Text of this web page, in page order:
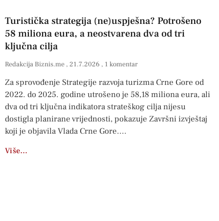
Turistička strategija (ne)uspješna? Potrošeno
58 miliona eura, a neostvarena dva od tri
ključna cilja
Redakcija Biznis.me 21.7.2026 1 komentar
Za sprovođenje Strategije razvoja turizma Crne Gore od
2022. do 2025. godine utrošeno je 58,18 miliona eura, ali
dva od tri ključna indikatora strateškog cilja nijesu
dostigla planirane vrijednosti, pokazuje Završni izvještaj
koji je objavila Vlada Crne Gore.
Više…